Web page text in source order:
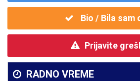
Bio / Bila sam
Prijavite
RADNO VREME